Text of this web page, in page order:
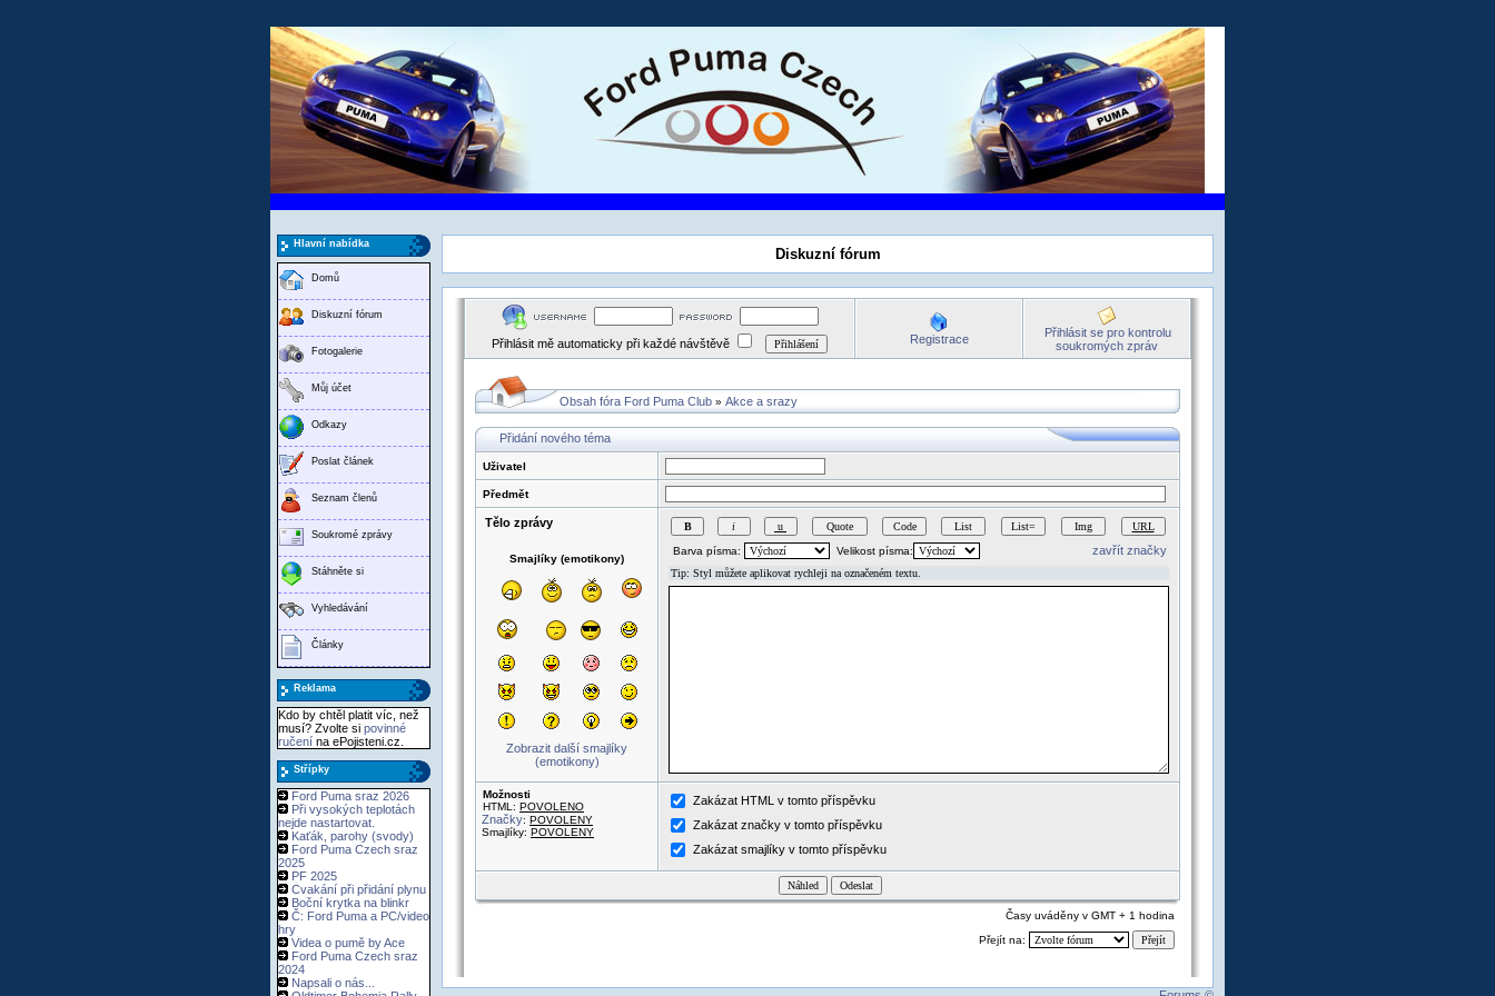
Hlavní nabídka
Domů
Diskuzní fórum
Fotogalerie
Můj účet
Odkazy
Poslat článek
Seznam členů
Soukromé zprávy
Stáhněte si
Vyhledávání
Články
Reklama
Kdo by chtěl platit víc, než
musí? Zvolte si povinné
ručení na ePojisteni.cz.
Střípky
Ford Puma sraz 2026
Při vysokých teplotách
nejde nastartovat.
Kaťák, parohy (svody)
Ford Puma Czech sraz
2025
PF 2025
Cvakání při přidání plynu
Boční krytka na blinkr
Č: Ford Puma a PC/video
hry
Videa o pumě by Ace
Ford Puma Czech sraz
2024
Napsali o nás...
Diskuzní fórum
Přihlásit mě automaticky při každé návštěvě Registrace
Přihlásit se pro kontrolu
soukromých zpráv
Obsah fóra Ford Puma Club » Akce a srazy
Přidání nového téma
Uživatel
Předmět
Tělo zprávy
Smajlíky (emotikony)
Zobrazit další smajlíky
(emotikony)
Barva písma: Velikost písma: zavřít značky
Možnosti
HTML: POVOLENO
Značky: POVOLENY
Smajlíky: POVOLENY
Zakázat HTML v tomto příspěvku
Zakázat značky v tomto příspěvku
Zakázat smajlíky v tomto příspěvku
Časy uváděny v GMT + 1 hodina
Přejít na: